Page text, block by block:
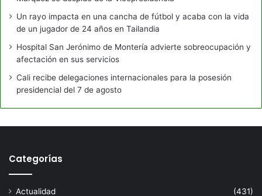
Un rayo impacta en una cancha de fútbol y acaba con la vida
de un jugador de 24 años en Tailandia
Hospital San Jerónimo de Montería advierte sobreocupación y
afectación en sus servicios
Cali recibe delegaciones internacionales para la posesión
presidencial del 7 de agosto
Categorías
Actualidad
(431)